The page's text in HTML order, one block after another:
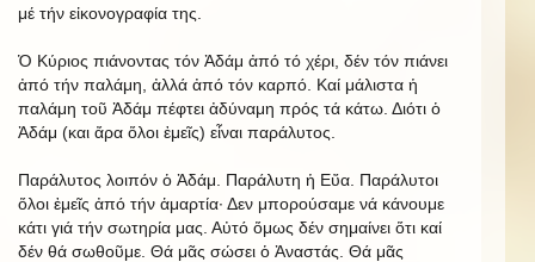
μέ τήν εἰκονογραφία της.
Ὁ Κύριος πιάνοντας τόν Ἀδάμ ἀπό τό χέρι, δέν τόν πιάνει
ἀπό τήν παλάμη, ἀλλά ἀπό τόν καρπό. Καί μάλιστα ἡ
παλάμη τοῦ Ἀδάμ πέφτει ἀδύναμη πρός τά κάτω. Διότι ὁ
Ἀδάμ (και ἄρα ὅλοι ἐμεῖς) εἶναι παράλυτος.
Παράλυτος λοιπόν ὁ Ἀδάμ. Παράλυτη ἡ Εὔα. Παράλυτοι
ὅλοι ἐμεῖς ἀπό τήν ἁμαρτία· Δεν μπορούσαμε νά κάνουμε
κάτι γιά τήν σωτηρία μας. Αὐτό ὅμως δέν σημαίνει ὅτι καί
δέν θά σωθοῦμε. Θά μᾶς σώσει ὁ Ἀναστάς. Θά μᾶς